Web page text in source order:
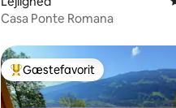
Casa Ponte Romana
Bedste gæstefavorit
Gæstefavorit